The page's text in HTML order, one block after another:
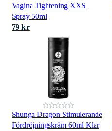
Vagina Tightening XXS
Spray 50ml
79 kr
Shunga Dragon Stimulerande
Fördröjningskräm 60ml Klar